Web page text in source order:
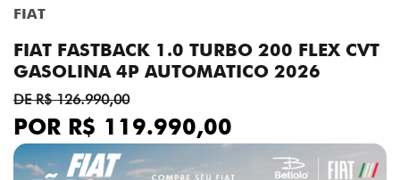
FIAT
FIAT FASTBACK 1.0 TURBO 200 FLEX CVT
GASOLINA 4P AUTOMATICO 2026
DE R$ 126.990,00
POR R$ 119.990,00